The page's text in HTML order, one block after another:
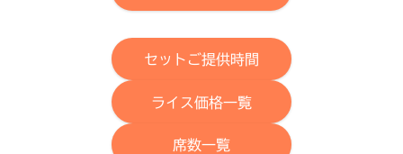
セットご提供時間
ライス価格一覧
席数一覧